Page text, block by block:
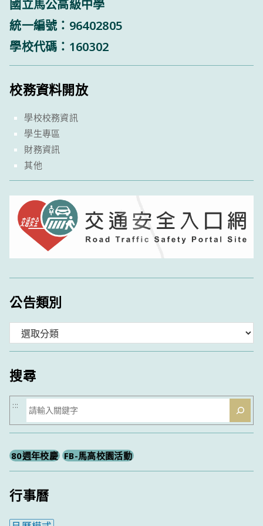
國立馬公高級中學
統一編號：96402805
學校代碼：160302
校務資料開放
學校校務資訊
學生專區
財務資訊
其他
公告類別
類
搜尋
搜
尋
:::
80週年校慶 FB-馬高校園活動
行事曆